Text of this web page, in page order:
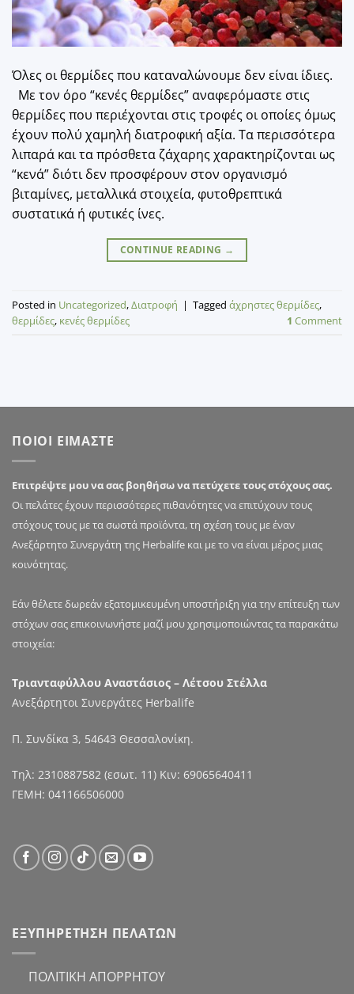
Όλες οι θερμίδες που καταναλώνουμε δεν είναι ίδιες.
Με τον όρο “κενές θερμίδες” αναφερόμαστε στις
θερμίδες που περιέχονται στις τροφές οι οποίες όμως
έχουν πολύ χαμηλή διατροφική αξία. Τα περισσότερα
λιπαρά και τα πρόσθετα ζάχαρης χαρακτηρίζονται ως
“κενά” διότι δεν προσφέρουν στον οργανισμό
βιταμίνες, μεταλλικά στοιχεία, φυτοθρεπτικά
συστατικά ή φυτικές ίνες.
CONTINUE READING →
Posted in Uncategorized,Διατροφή | Tagged άχρηστες θερμίδες,
θερμίδες, κενές θερμίδες 1 Comment
ΠΟΙΟΙ ΕΙΜΑΣΤΕ
Επιτρέψτε μου να σας βοηθήσω να πετύχετε τους στόχους σας.
Οι πελάτες έχουν περισσότερες πιθανότητες να επιτύχουν τους
στόχους τους με τα σωστά προϊόντα, τη σχέση τους με έναν
Ανεξάρτητο Συνεργάτη της Herbalife και με το να είναι μέρος μιας
κοινότητας.
Εάν θέλετε δωρεάν εξατομικευμένη υποστήριξη για την επίτευξη των
στόχων σας επικοινωνήστε μαζί μου χρησιμοποιώντας τα παρακάτω
στοιχεία:
Τριανταφύλλου Αναστάσιος – Λέτσου Στέλλα
Ανεξάρτητοι Συνεργάτες Herbalife
Π. Συνδίκα 3, 54643 Θεσσαλονίκη.
Τηλ: 2310887582 (εσωτ. 11) Κιν: 69065640411
ΓΕΜΗ: 041166506000
ΕΞΥΠΗΡΕΤΗΣΗ ΠΕΛΑΤΩΝ
ΠΟΛΙΤΙΚΗ ΑΠΟΡΡΗΤΟΥ